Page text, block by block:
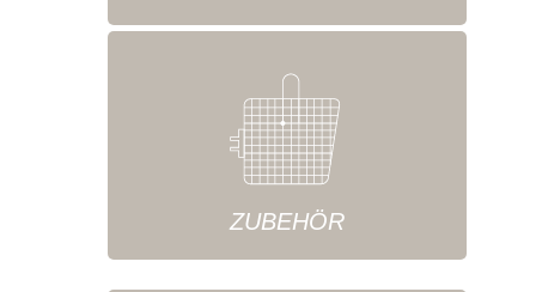
ZUBEHÖR